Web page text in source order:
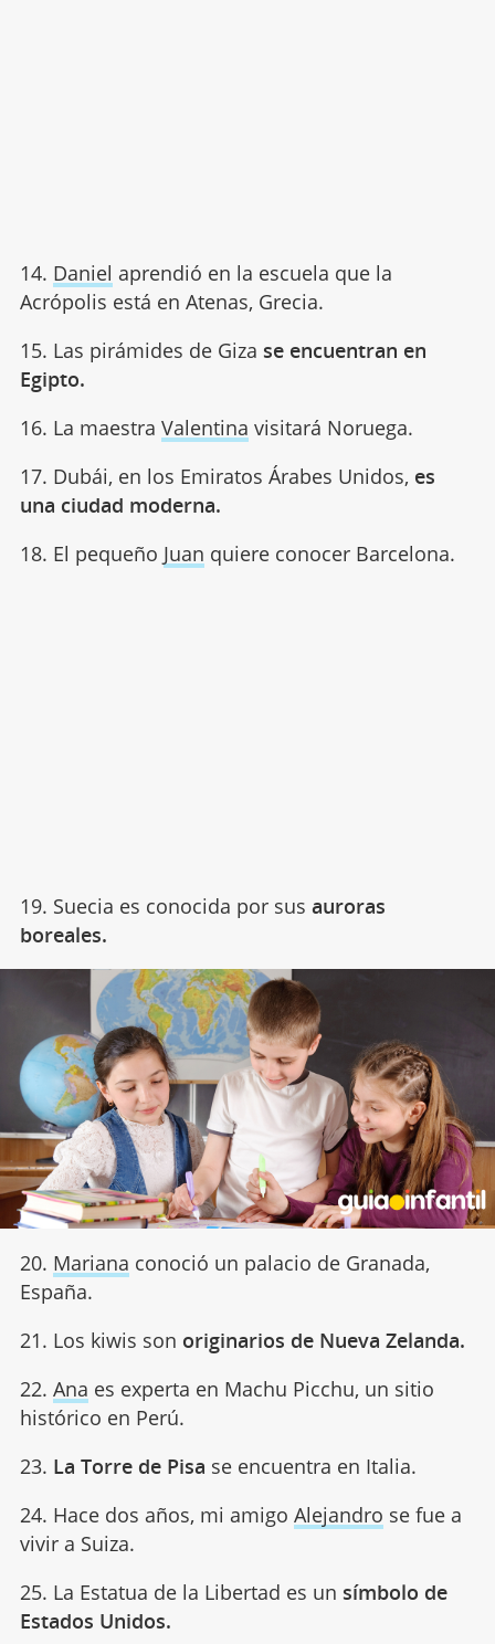
14. Daniel aprendió en la escuela que la
Acrópolis está en Atenas, Grecia.
15. Las pirámides de Giza se encuentran en
Egipto.
16. La maestra Valentina visitará Noruega.
17. Dubái, en los Emiratos Árabes Unidos, es
una ciudad moderna.
18. El pequeño Juan quiere conocer Barcelona.
19. Suecia es conocida por sus auroras
boreales.
20. Mariana conoció un palacio de Granada,
España.
21. Los kiwis son originarios de Nueva Zelanda.
22. Ana es experta en Machu Picchu, un sitio
histórico en Perú.
23. La Torre de Pisa se encuentra en Italia.
24. Hace dos años, mi amigo Alejandro se fue a
vivir a Suiza.
25. La Estatua de la Libertad es un símbolo de
Estados Unidos.